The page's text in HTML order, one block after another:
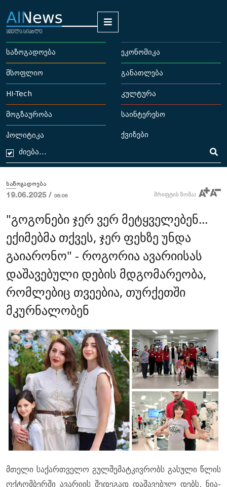
საზოგადოება ეკონომიკა
მსოფლიო განათლება
HI-Tech კულტურა
მოგზაურობა საინტერესო
პოლიტიკა ქვიზები
საზოგადოება
19.06.2025 / 06:06 შრიფტის ზომა:
"გოგონები ჯერ ვერ მეტყველებენ...
ექიმებმა თქვეს, ჯერ ფეხზე უნდა
გაიარონო" - როგორია ავარიისას
დაშავებული დების მდგომარეობა,
რომლებიც თვეებია, თურქეთში
მკურნალობენ
მთე­ლი სა­ქარ­თვე­ლო გულ­შე­მატ­კივ­რობს გა­სუ­ლი წლის
ოქ­ტომ­ბერ­ში ავა­რი­ის შე­დე­გად და­შა­ვე­ბულ დებს, ნი­ა­